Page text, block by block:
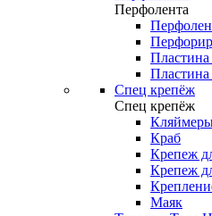
Перфолента
Пластина
Спец крепёж
Спец крепёж
Краб
Крепеж
Крепеж
Маяк